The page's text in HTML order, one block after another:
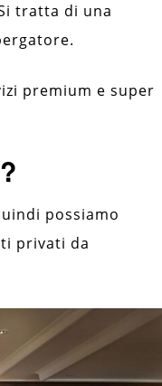
tratta di una
premium e super
possiamo
privati ​​da